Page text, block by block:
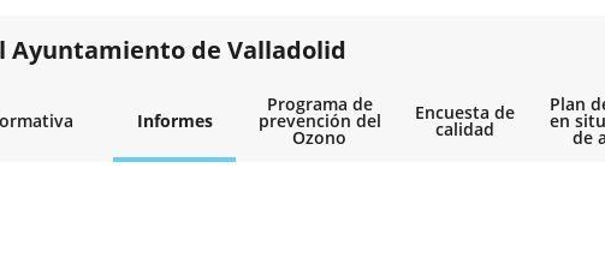
up
window.
Ayuntamiento de Valladolid
Informes
Programa de
prevención del
Ozono
Encuesta de
calidad
Plan
en
de